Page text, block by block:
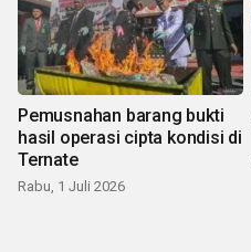
Pemusnahan barang bukti
hasil operasi cipta kondisi di
Ternate
Rabu, 1 Juli 2026